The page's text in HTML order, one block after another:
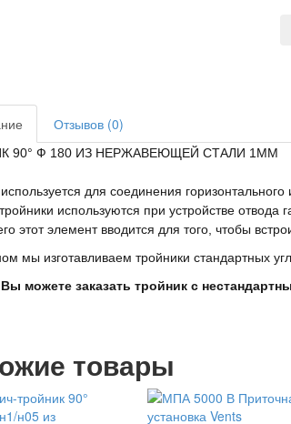
Отзывов (0)
90° Ф 180 ИЗ НЕРЖАВЕЮЩЕЙ СТАЛИ 1ММ
для соединения
используются при устройстве
этот элемент вводится для того, чтобы
мы изготавливаем тройники стандартных
можете заказать тройник с
товары